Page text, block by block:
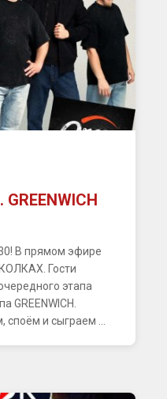
В прямом эфире
Гости
этапа
GREENWICH.
и сыграем ...